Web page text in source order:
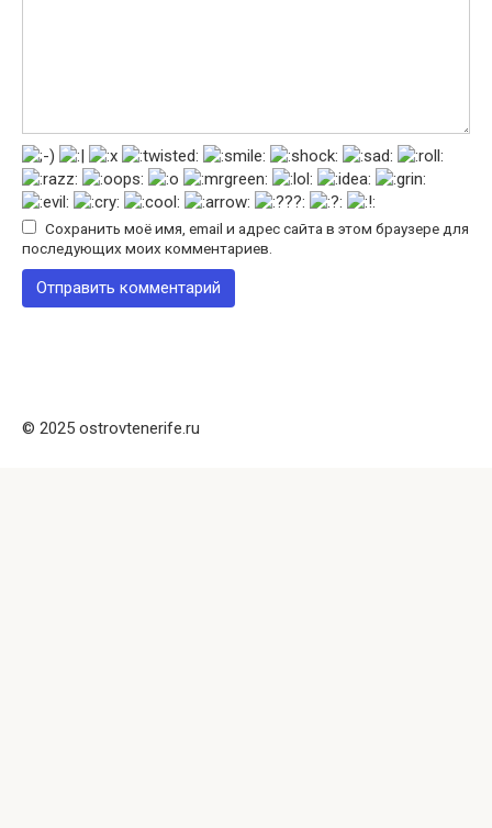
Сохранить моё имя, email и адрес сайта в этом браузере для
последующих моих комментариев.
© 2025 ostrovtenerife.ru